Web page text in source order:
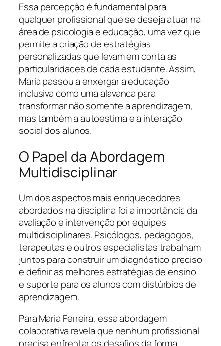
Essa percepção é fundamental para
qualquer profissional que se deseja atuar na
área de psicologia e educação, uma vez que
permite a criação de estratégias
personalizadas que levam em conta as
particularidades de cada estudante. Assim,
Maria passou a enxergar a educação
inclusiva como uma alavanca para
transformar não somente a aprendizagem,
mas também a autoestima e a interação
social dos alunos.
O Papel da Abordagem
Multidisciplinar
Um dos aspectos mais enriquecedores
abordados na disciplina foi a importância da
avaliação e intervenção por equipes
multidisciplinares. Psicólogos, pedagogos,
terapeutas e outros especialistas trabalham
juntos para construir um diagnóstico preciso
e definir as melhores estratégias de ensino
e suporte para os alunos com distúrbios de
aprendizagem.
Para Maria Ferreira, essa abordagem
colaborativa revela que nenhum profissional
precisa enfrentar os desafios de forma